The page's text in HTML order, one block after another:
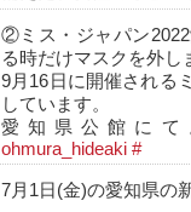
②ミス・ジャパン
る時だけマスクを外し
9月16日に開催される
しています。
愛知県公館に
ohmura_hideaki #
7月1日(金)の愛知県の